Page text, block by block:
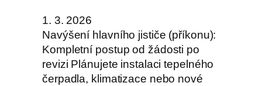
1. 3. 2026
Navýšení hlavního jističe (příkonu):
Kompletní postup od žádosti po
revizi Plánujete instalaci tepelného
čerpadla, klimatizace nebo nové